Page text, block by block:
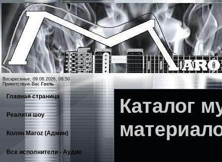
Воскресенье, 09.08.2026, 08:50
Приветствую Вас Гость
Главная страница
Реалити шоу
Колян Maroz (Админ)
Все исполнители - Аудио
Каталог